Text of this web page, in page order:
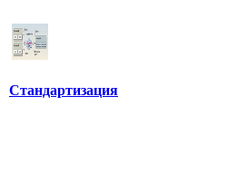
Стандартизация